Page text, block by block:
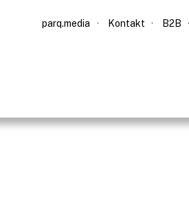
parq.media Kontakt B2B